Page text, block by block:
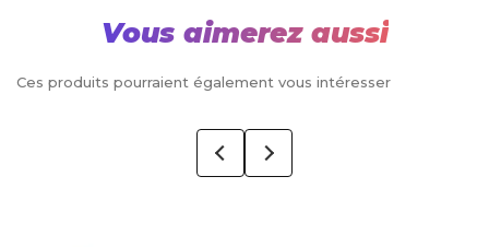
Vous aimerez aussi
Ces produits pourraient également vous intéresser